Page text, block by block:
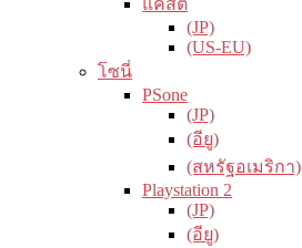
แคสต์
(JP)
(US-EU)
โซนี่
PSone
(JP)
(อียู)
(สหรัฐอเมริกา)
Playstation 2
(JP)
(อียู)